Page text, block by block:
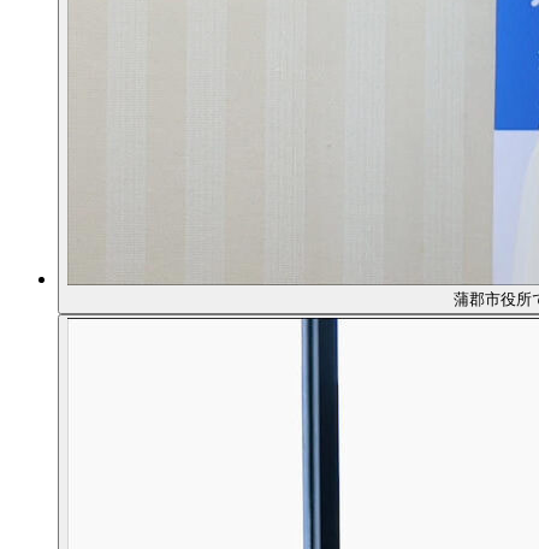
蒲郡市役所